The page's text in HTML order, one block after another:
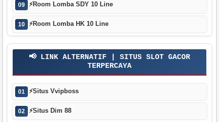
09 ⚡Room Lomba SDY 10 Line
10 ⚡Room Lomba HK 10 Line
📢 LINK ALTERNATIF | SITUS SLOT GACOR
TERPERCAYA
01 ⚡Situs Vvipboss
02 ⚡Situs Dim 88